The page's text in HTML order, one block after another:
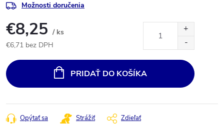
Možnosti doručenia
€8,25 / ks
€6,71 bez DPH
cena:
PRIDAŤ DO KOŠÍKA
Opýtať sa Strážiť Zdieľať